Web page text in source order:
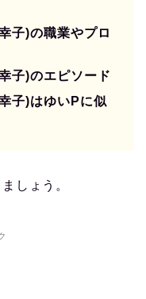
子)の職業やプロ
子)のエピソード
子)はゆいPに似
しょう。